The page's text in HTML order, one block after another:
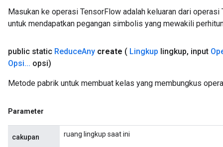
Masukan ke operasi TensorFlow adalah keluaran dari
untuk mendapatkan pegangan simbolis yang mewakili
public static ReduceAny create ( Lingkup lingkup, input
Opsi... opsi)
Metode pabrik untuk membuat kelas yang membungkus
Parameter
cakupan ruang lingkup saat ini